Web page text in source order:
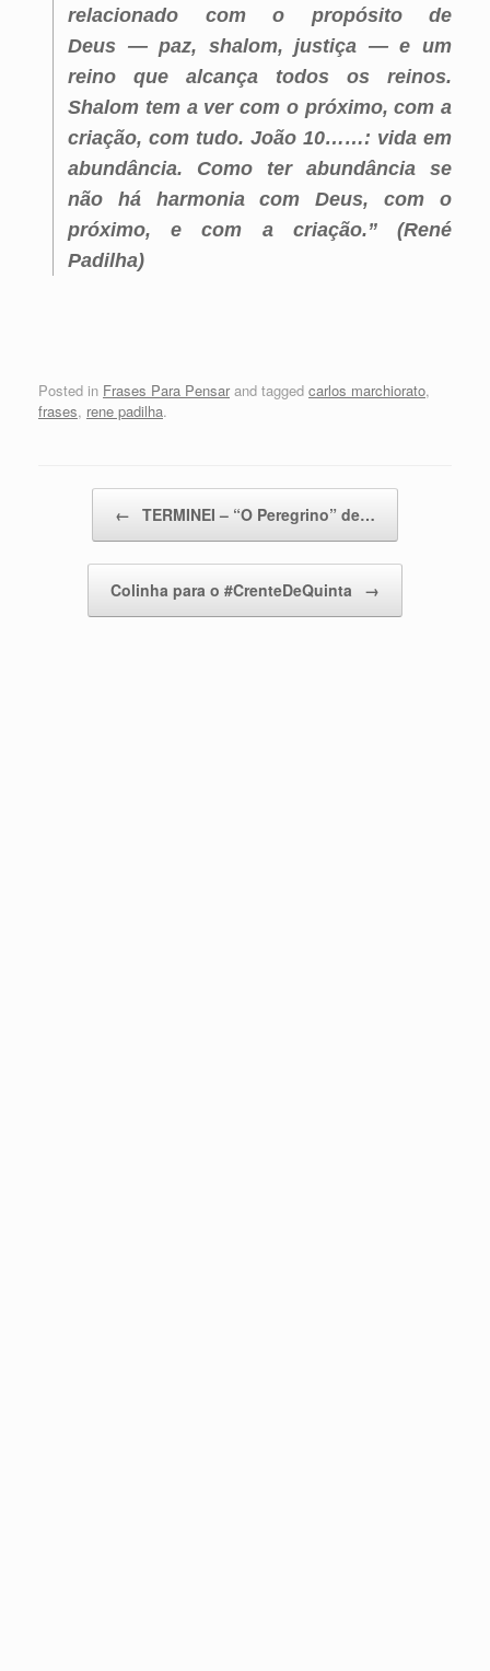
relacionado com o propósito de
Deus — paz, shalom, justiça — e um
reino que alcança todos os reinos.
Shalom tem a ver com o próximo, com a
criação, com tudo. João 10……: vida em
abundância. Como ter abundância se
não há harmonia com Deus, com o
próximo, e com a criação.” (René
Padilha)
Posted in Frases Para Pensar and tagged carlos marchiorato,
frases, rene padilha.
← TERMINEI – “O Peregrino” de…
Colinha para o #CrenteDeQuinta →